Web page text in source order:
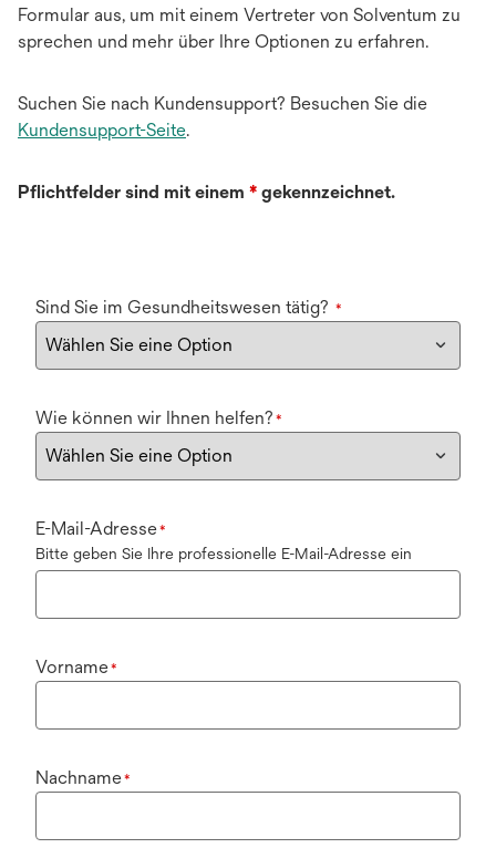
Formular aus, um mit einem Vertreter von Solventum zu
sprechen und mehr über Ihre Optionen zu erfahren.
Suchen Sie nach Kundensupport? Besuchen Sie die
Kundensupport-Seite.
Pflichtfelder sind mit einem * gekennzeichnet.
Sind Sie im Gesundheitswesen tätig? *
Wie können wir Ihnen helfen? *
E-Mail-Adresse*
Bitte geben Sie Ihre professionelle E-Mail-Adresse ein
Vorname*
Nachname*